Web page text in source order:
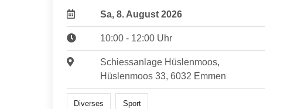
Sa, 8. August 2026
10:00 - 12:00 Uhr
Schiessanlage Hüslenmoos,
Hüslenmoos 33, 6032 Emmen
Diverses Sport